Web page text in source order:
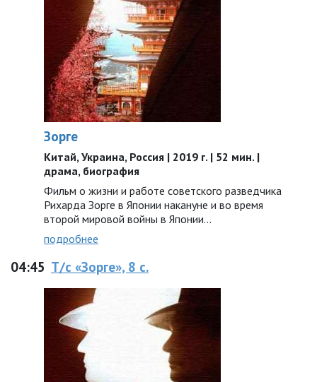
Зорге
Китай, Украина, Россия | 2019 г. | 52 мин. |
драма, биография
Фильм о жизни и работе советского разведчика
Рихарда Зорге в Японии накануне и во время
второй мировой войны в Японии…
подробнее
04:45 Т/с «Зорге», 8 с.